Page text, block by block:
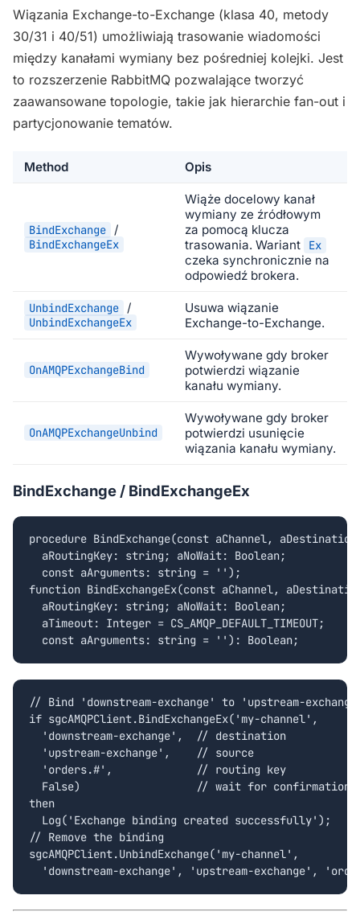
Wiązania Exchange-to-Exchange (klasa 40, metody
30/31 i 40/51) umożliwiają trasowanie wiadomości
między kanałami wymiany bez pośredniej kolejki. Jest
to rozszerzenie RabbitMQ pozwalające tworzyć
zaawansowane topologie, takie jak hierarchie fan-out i
partycjonowanie tematów.
Method Opis
BindExchange /
BindExchangeEx
Wiąże docelowy kanał
wymiany ze źródłowym
za pomocą klucza
trasowania. Wariant
Ex
czeka synchronicznie na
odpowiedź brokera.
UnbindExchange /
UnbindExchangeEx
Usuwa wiązanie
Exchange-to-Exchange.
OnAMQPExchangeBind
Wywoływane gdy broker
potwierdzi wiązanie
kanału wymiany.
OnAMQPExchangeUnbind
Wywoływane gdy broker
potwierdzi usunięcie
wiązania kanału wymiany.
BindExchange / BindExchangeEx
procedure BindExchange(const aChannel,
  aRoutingKey: string; aNoWait: Boolean;
  const aArguments: string = '');
function BindExchangeEx(const aChannel,
  aRoutingKey: string; aNoWait: Boolean;
  aTimeout: Integer = CS_AMQP_DEFAULT_TIMEOUT;
  const aArguments: string = ''): Boolean;
// Bind 'downstream-exchange' to 'upstream-
if sgcAMQPClient.BindExchangeEx('my-channel',
  'downstream-exchange',  // destination
  'upstream-exchange',    // source
  'orders.#',             // routing key
  False)                  // wait for confirmation
then
  Log('Exchange binding created successfully');
// Remove the binding
sgcAMQPClient.UnbindExchange('my-channel',
'downstream-exchange', 'upstream-exchange',